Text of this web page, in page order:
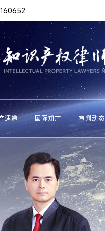
速递 国际知产 审判动态